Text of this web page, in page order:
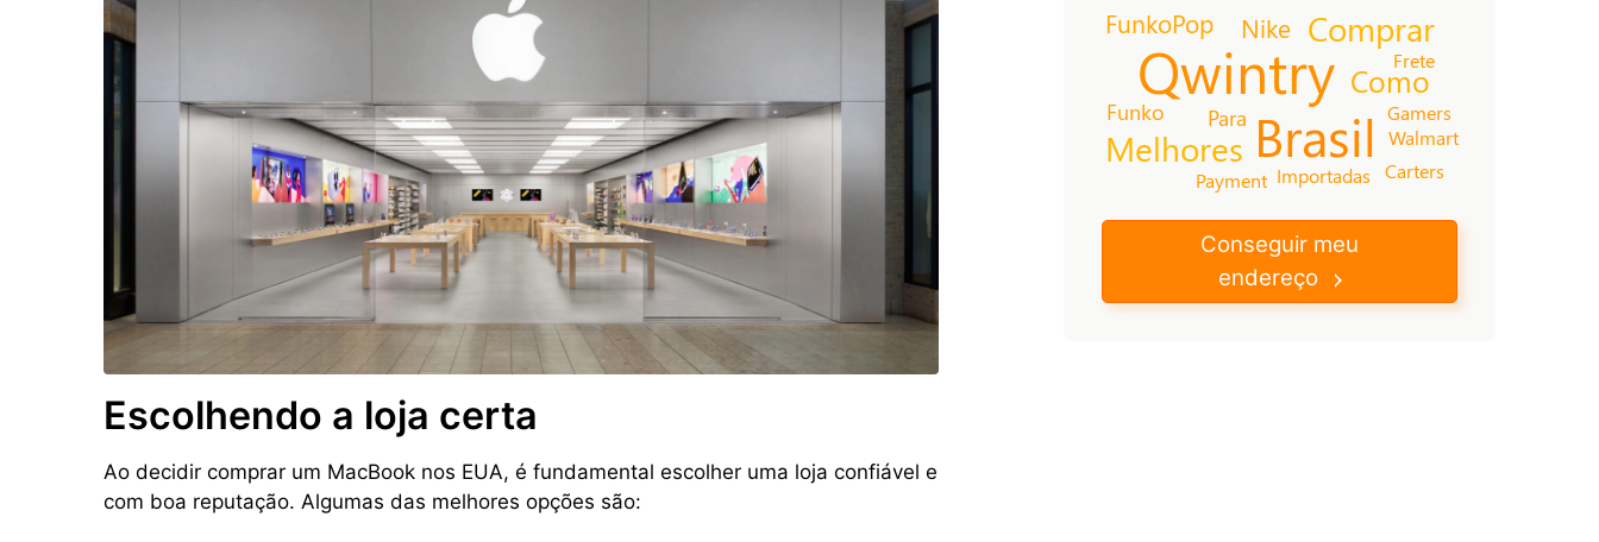
Qwintry
Brasil
Melhores
Comprar
Como
FunkoPop Nike
Para
Funko
Carters
Importadas
Gamers
Walmart
Payment
Frete
Conseguir meu
endereço
Escolhendo a loja certa
Ao decidir comprar um MacBook nos EUA, é fundamental escolher uma loja confiável e
com boa reputação. Algumas das melhores opções são: